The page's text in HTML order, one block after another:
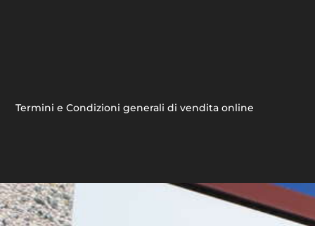
Termini e Condizioni generali di vendita online